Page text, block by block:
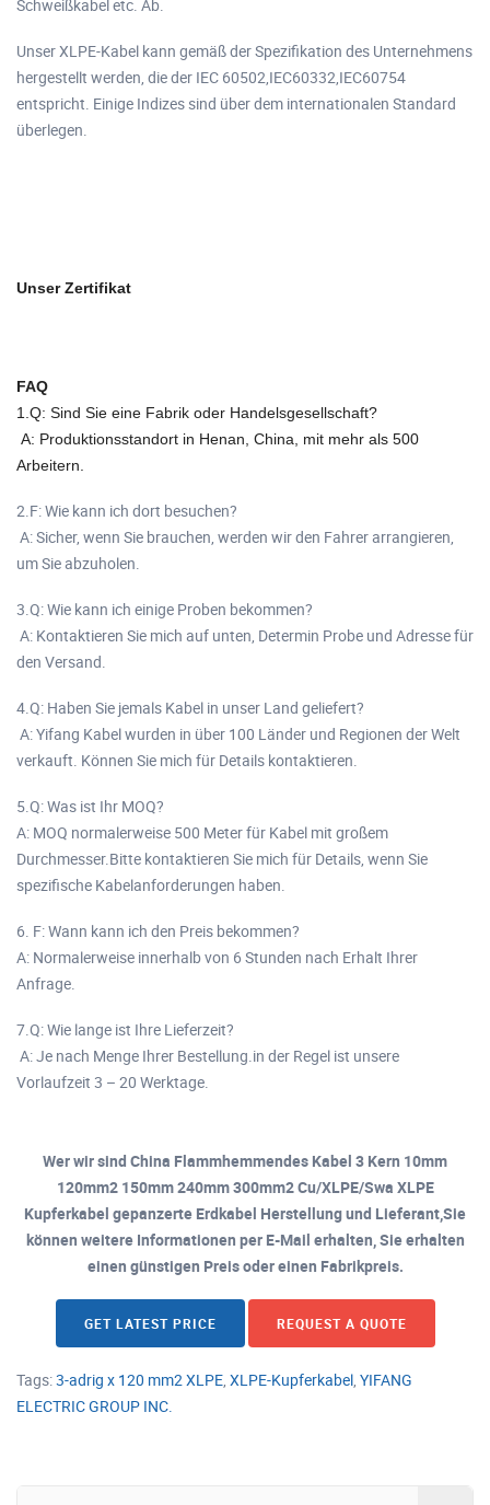
Schweißkabel etc. Ab.
Unser XLPE-Kabel kann gemäß der Spezifikation des Unternehmens
hergestellt werden, die der IEC 60502,IEC60332,IEC60754
entspricht. Einige Indizes sind über dem internationalen Standard
überlegen.
Unser Zertifikat
FAQ
1.Q: Sind Sie eine Fabrik oder Handelsgesellschaft?
A: Produktionsstandort in Henan, China, mit mehr als 500
Arbeitern.
2.F: Wie kann ich dort besuchen?
A: Sicher, wenn Sie brauchen, werden wir den Fahrer arrangieren,
um Sie abzuholen.
3.Q: Wie kann ich einige Proben bekommen?
A: Kontaktieren Sie mich auf unten, Determin Probe und Adresse für
den Versand.
4.Q: Haben Sie jemals Kabel in unser Land geliefert?
A: Yifang Kabel wurden in über 100 Länder und Regionen der Welt
verkauft. Können Sie mich für Details kontaktieren.
5.Q: Was ist Ihr MOQ?
A: MOQ normalerweise 500 Meter für Kabel mit großem
Durchmesser.Bitte kontaktieren Sie mich für Details, wenn Sie
spezifische Kabelanforderungen haben.
6. F: Wann kann ich den Preis bekommen?
A: Normalerweise innerhalb von 6 Stunden nach Erhalt Ihrer
Anfrage.
7.Q: Wie lange ist Ihre Lieferzeit?
A: Je nach Menge Ihrer Bestellung.in der Regel ist unsere
Vorlaufzeit 3 – 20 Werktage.
Wer wir sind China Flammhemmendes Kabel 3 Kern 10mm
120mm2 150mm 240mm 300mm2 Cu/XLPE/Swa XLPE
Kupferkabel gepanzerte Erdkabel Herstellung und Lieferant,Sie
können weitere Informationen per E-Mail erhalten, Sie erhalten
einen günstigen Preis oder einen Fabrikpreis.
GET LATEST PRICE REQUEST A QUOTE
Tags:3-adrig x 120 mm2 XLPE, XLPE-Kupferkabel, YIFANG
ELECTRIC GROUP INC.